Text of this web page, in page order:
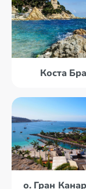
Коста